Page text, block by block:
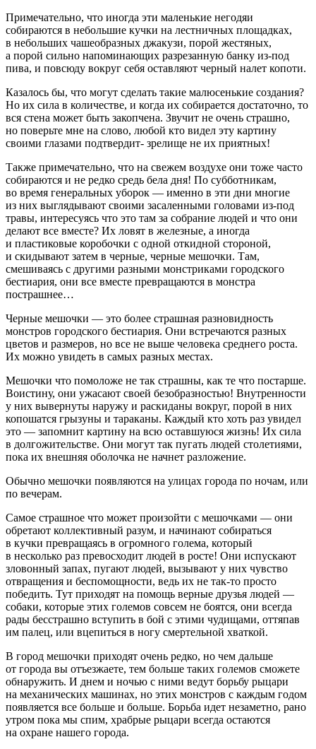
Примечательно, что иногда эти маленькие негодяи
собираются в небольшие кучки на лестничных площадках,
в небольших чашеобразных джакузи, порой жестяных,
а порой сильно напоминающих разрезанную банку из-под
пива, и повсюду вокруг себя оставляют черный налет копоти.
Казалось бы, что могут сделать такие малюсенькие создания?
Но их сила в количестве, и когда их собирается достаточно, то
вся стена может быть закопчена. Звучит не очень страшно,
но поверьте мне на слово, любой кто видел эту картину
своими глазами подтвердит- зрелище не их приятных!
Также примечательно, что на свежем воздухе они тоже часто
собираются и не редко средь бела дня! По субботникам,
во время генеральных уборок — именно в эти дни многие
из них выглядывают своими засаленными головами из-под
травы, интересуясь что это там за собрание людей и что они
делают все вместе? Их ловят в железные, а иногда
и пластиковые коробочки с одной откидной стороной,
и скидывают затем в черные, черные мешочки. Там,
смешиваясь с другими разными монстриками городского
бестиария, они все вместе превращаются в монстра
пострашнее…
Черные мешочки — это более страшная разновидность
монстров городского бестиария. Они встречаются разных
цветов и размеров, но все не выше человека среднего роста.
Их можно увидеть в самых разных местах.
Мешочки что помоложе не так страшны, как те что постарше.
Воистину, они ужасают своей безобразностью! Внутренности
у них вывернуты наружу и раскиданы вокруг, порой в них
копошатся грызуны и тараканы. Каждый кто хоть раз увидел
это — запомнит картину на всю оставшуюся жизнь! Их сила
в долгожительстве. Они могут так пугать людей столетиями,
пока их внешняя оболочка не начнет разложение.
Обычно мешочки появляются на улицах города по ночам, или
по вечерам.
Самое страшное что может произойти с мешочками — они
обретают коллективный разум, и начинают собираться
в кучки превращаясь в огромного голема, который
в несколько раз превосходит людей в росте! Они испускают
зловонный запах, пугают людей, вызывают у них чувство
отвращения и беспомощности, ведь их не так-то просто
победить. Тут приходят на помощь верные друзья людей —
собаки, которые этих големов совсем не боятся, они всегда
рады бесстрашно вступить в бой с этими чудищами, оттяпав
им палец, или вцепиться в ногу смертельной хваткой.
В город мешочки приходят очень редко, но чем дальше
от города вы отъезжаете, тем больше таких големов сможете
обнаружить. И днем и ночью с ними ведут борьбу рыцари
на механических машинах, но этих монстров с каждым годом
появляется все больше и больше. Борьба идет незаметно, рано
утром пока мы спим, храбрые рыцари всегда остаются
на охране нашего города.